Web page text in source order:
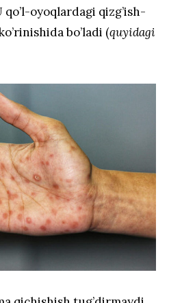
oyoqlardagi qizg’ish-
bo’ladi (quyidagi